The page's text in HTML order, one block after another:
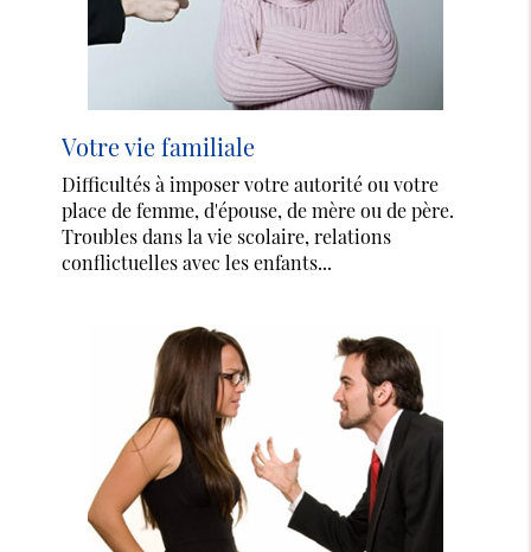
Votre vie familiale
Difficultés à imposer votre autorité ou votre
place de femme, d'épouse, de mère ou de père.
Troubles dans la vie scolaire, relations
conflictuelles avec les enfants...